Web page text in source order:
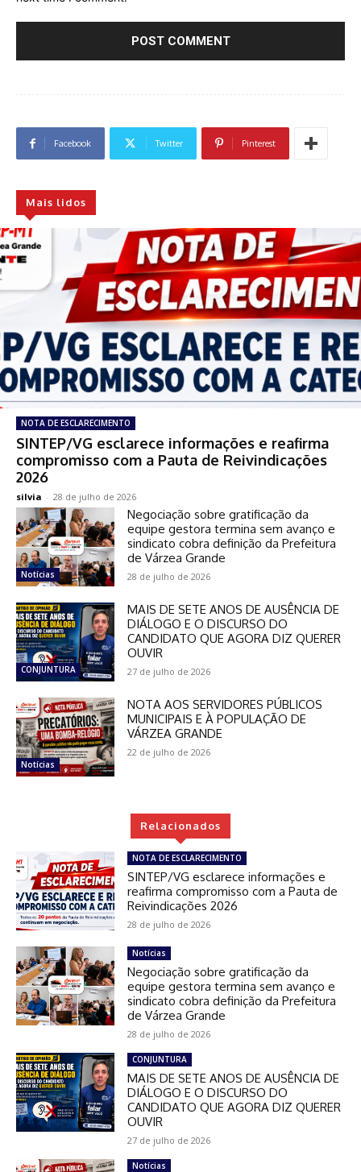
Facebook Twitter Pinterest
Mais lidos
NOTA DE ESCLARECIMENTO
SINTEP/VG esclarece informações e reafirma
compromisso com a Pauta de Reivindicações
2026
silvia - 28 de julho de 2026
Notícias
Negociação sobre gratificação da
equipe gestora termina sem avanço e
sindicato cobra definição da Prefeitura
de Várzea Grande
28 de julho de 2026
CONJUNTURA
MAIS DE SETE ANOS DE AUSÊNCIA DE
DIÁLOGO E O DISCURSO DO
CANDIDATO QUE AGORA DIZ QUERER
OUVIR
27 de julho de 2026
Notícias
NOTA AOS SERVIDORES PÚBLICOS
MUNICIPAIS E À POPULAÇÃO DE
VÁRZEA GRANDE
22 de julho de 2026
Relacionados
NOTA DE ESCLARECIMENTO
SINTEP/VG esclarece informações e
reafirma compromisso com a Pauta de
Reivindicações 2026
28 de julho de 2026
Notícias
Negociação sobre gratificação da
equipe gestora termina sem avanço e
sindicato cobra definição da Prefeitura
de Várzea Grande
28 de julho de 2026
CONJUNTURA
MAIS DE SETE ANOS DE AUSÊNCIA DE
DIÁLOGO E O DISCURSO DO
CANDIDATO QUE AGORA DIZ QUERER
OUVIR
27 de julho de 2026
Notícias